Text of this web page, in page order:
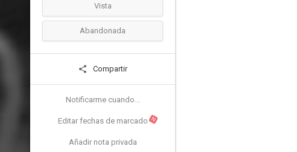
Vista
Abandonada
Compartir
Notificarme cuando...
Editar fechas de marcado N
Añadir nota privada